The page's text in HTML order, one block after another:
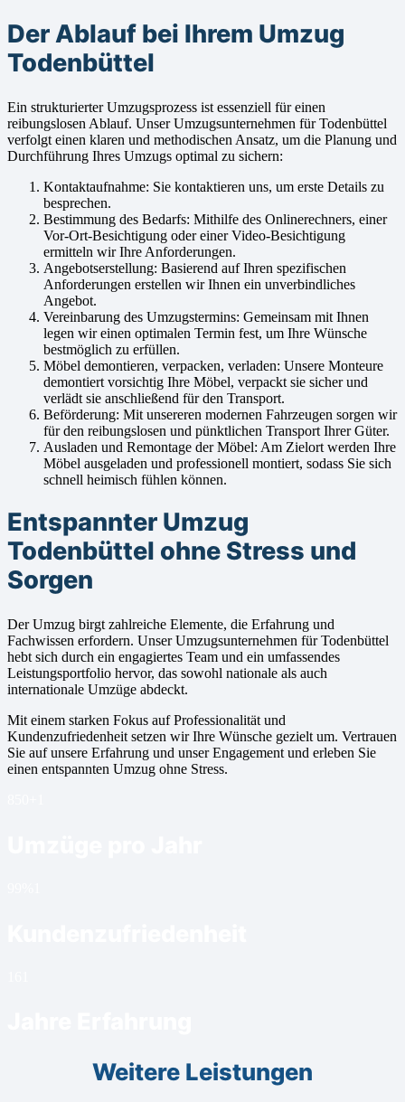
Der Ablauf bei Ihrem Umzug
Todenbüttel
Ein strukturierter Umzugsprozess ist essenziell für einen
reibungslosen Ablauf. Unser Umzugsunternehmen für Todenbüttel
verfolgt einen klaren und methodischen Ansatz, um die Planung und
Durchführung Ihres Umzugs optimal zu sichern:
Kontaktaufnahme: Sie kontaktieren uns, um erste Details zu
besprechen.
Bestimmung des Bedarfs: Mithilfe des Onlinerechners, einer
Vor-Ort-Besichtigung oder einer Video-Besichtigung
ermitteln wir Ihre Anforderungen.
Angebotserstellung: Basierend auf Ihren spezifischen
Anforderungen erstellen wir Ihnen ein unverbindliches
Angebot.
Vereinbarung des Umzugstermins: Gemeinsam mit Ihnen
legen wir einen optimalen Termin fest, um Ihre Wünsche
bestmöglich zu erfüllen.
Möbel demontieren, verpacken, verladen: Unsere Monteure
demontiert vorsichtig Ihre Möbel, verpackt sie sicher und
verlädt sie anschließend für den Transport.
Beförderung: Mit unsereren modernen Fahrzeugen sorgen wir
für den reibungslosen und pünktlichen Transport Ihrer Güter.
Ausladen und Remontage der Möbel: Am Zielort werden Ihre
Möbel ausgeladen und professionell montiert, sodass Sie sich
schnell heimisch fühlen können.
Entspannter Umzug
Todenbüttel ohne Stress und
Sorgen
Der Umzug birgt zahlreiche Elemente, die Erfahrung und
Fachwissen erfordern. Unser Umzugsunternehmen für Todenbüttel
hebt sich durch ein engagiertes Team und ein umfassendes
Leistungsportfolio hervor, das sowohl nationale als auch
internationale Umzüge abdeckt.
Mit einem starken Fokus auf Professionalität und
Kundenzufriedenheit setzen wir Ihre Wünsche gezielt um. Vertrauen
Sie auf unsere Erfahrung und unser Engagement und erleben Sie
einen entspannten Umzug ohne Stress.
Weitere Leistungen